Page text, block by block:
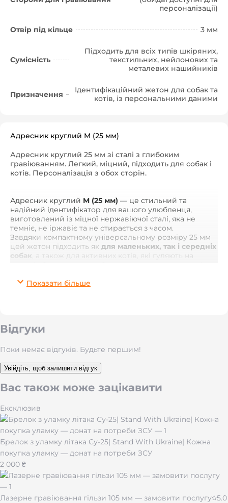
персоналізації)
Отвір під кільце 3 мм
Сумісність
Підходить для всіх типів шкіряних,
текстильних, нейлонових та
металевих нашийників
Призначення
Ідентифікаційний жетон для собак та
котів, із персональними даними
Адресник круглий M (25 мм)
Адресник круглий 25 мм зі сталі з глибоким
гравіюванням. Легкий, міцний, підходить для собак і
котів. Персоналізація з обох сторін.
Адресник круглий M (25 мм) — це стильний та
надійний ідентифікатор для вашого улюбленця,
виготовлений із міцної нержавіючої сталі, яка не
темніє, не іржавіє та не стирається з часом.
Завдяки компактному універсальному розміру 25 мм
цей жетон підходить як для маленьких, так і середніх
собак , а також для активних котів, які гуляють на
персоналізувати жетон: ім’я тварини, номер телефону,
додатковий текст або символи.
бажанням.
Модель доступна у кількох класичних відтінках:
золото
срібло
чорний
Ці кольори гармонійно поєднуються з будь-яким
нашийником і підкреслюють стиль вашого
улюбленця.
Адресник легкий, безпечний, має гладкі краї та не
заважає тварині. Його легко прикріпити до ошийника
за допомогою кільця, що входить у комплект.
Показати більше
Відгуки
Поки немає відгуків. Будьте першим!
Увійдіть, щоб залишити відгук
Вас також може зацікавити
Ексклюзив
Брелок з уламку літака Су-25| Stand With Ukraine| Кожна
покупка уламку — донат на потреби ЗСУ
2 000 ₴
Лазерне гравіювання гільзи 105 мм — замовити послугу 5.0